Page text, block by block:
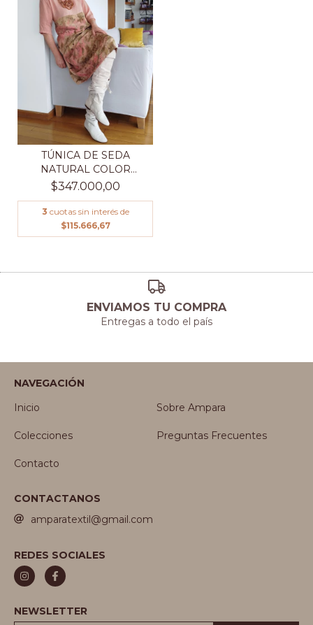
TÚNICA DE SEDA
NATURAL COLOR
HIBISCUS, C...
$347.000,00
3 cuotas sin interés de
$115.666,67
ENVIAMOS TU COMPRA
Entregas a todo el país
NAVEGACIÓN
Inicio
Sobre Ampara
Colecciones Preguntas Frecuentes
Contacto
CONTACTANOS
amparatextil@gmail.com
REDES SOCIALES
NEWSLETTER